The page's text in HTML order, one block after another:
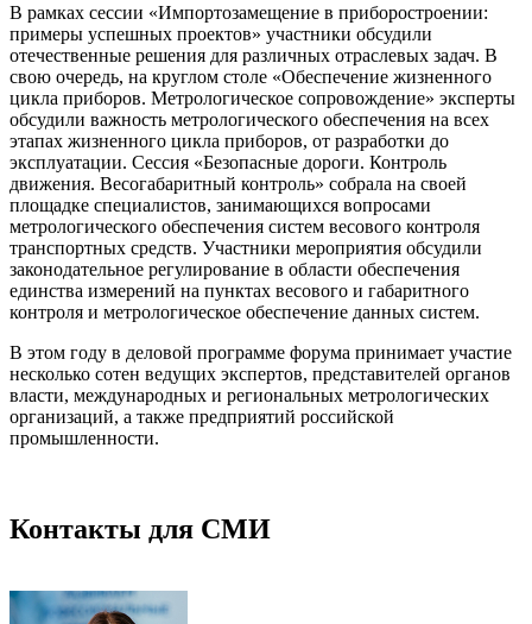
В рамках сессии «Импортозамещение в приборостроении:
примеры успешных проектов» участники обсудили
отечественные решения для различных отраслевых задач. В
свою очередь, на круглом столе «Обеспечение жизненного
цикла приборов. Метрологическое сопровождение» эксперты
обсудили важность метрологического обеспечения на всех
этапах жизненного цикла приборов, от разработки до
эксплуатации. Сессия «Безопасные дороги. Контроль
движения. Весогабаритный контроль» собрала на своей
площадке специалистов, занимающихся вопросами
метрологического обеспечения систем весового контроля
транспортных средств. Участники мероприятия обсудили
законодательное регулирование в области обеспечения
единства измерений на пунктах весового и габаритного
контроля и метрологическое обеспечение данных систем.
В этом году в деловой программе форума принимает участие
несколько сотен ведущих экспертов, представителей органов
власти, международных и региональных метрологических
организаций, а также предприятий российской
промышленности.
Контакты для СМИ